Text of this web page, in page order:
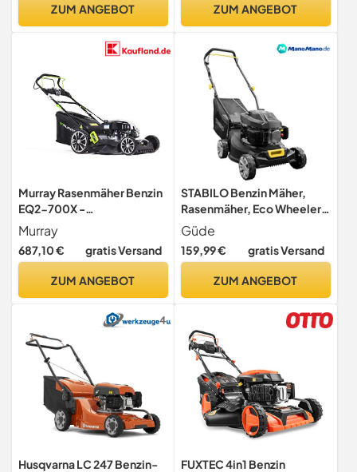
ZUM ANGEBOT ZUM ANGEBOT
Murray Rasenmäher Benzin
EQ2-700X -
Selbstfahrender 4-in-1
Benzin-Rasenmäher, 56 cm
- 75L Grasfangkorb für
Rasenflächen -
Briggs & Stratton Motor
Murray
687,10 € gratis Versand
ZUM ANGEBOT
STABILO Benzin Mäher,
Rasenmäher, Eco Wheeler
ST 401, 40,6 cm
Schnittbreite, 2 PS
Güde
159,99 € gratis Versand
ZUM ANGEBOT
Husqvarna LC 247 Benzin-
FUXTEC 4in1 Benzin